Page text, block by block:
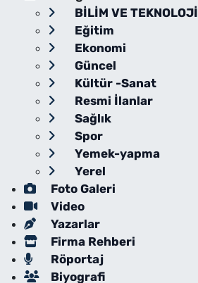
BİLİM VE TEKNOLOJİ
Eğitim
Ekonomi
Güncel
Kültür -Sanat
Resmi İlanlar
Sağlık
Spor
Yemek-yapma
Yerel
Foto Galeri
Video
Yazarlar
Firma Rehberi
Röportaj
Biyografi